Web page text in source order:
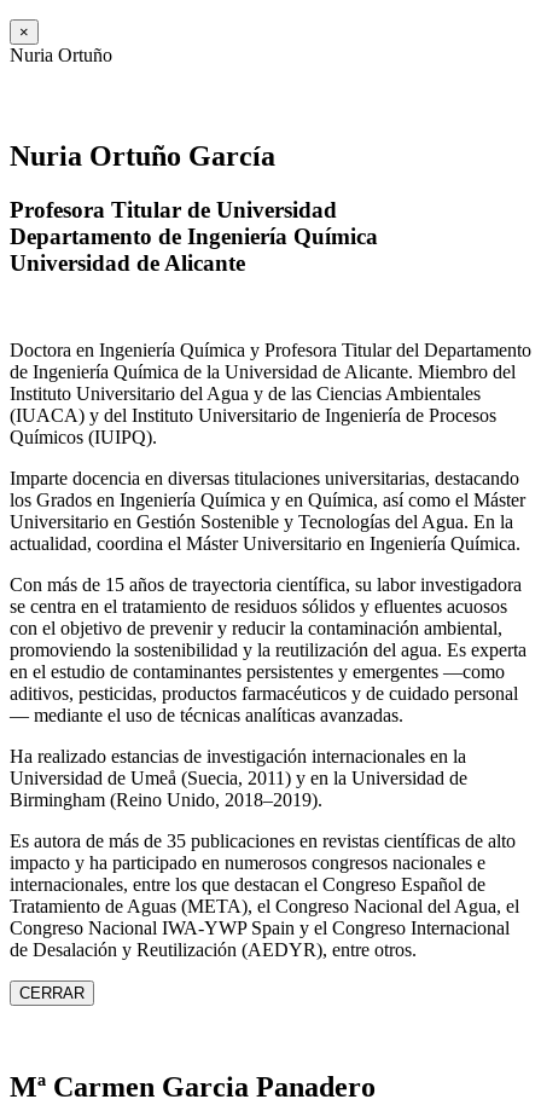
×
Nuria Ortuño
Nuria Ortuño García
Profesora Titular de Universidad
Departamento de Ingeniería Química
Universidad de Alicante
Doctora en Ingeniería Química y Profesora Titular del Departamento
de Ingeniería Química de la Universidad de Alicante. Miembro del
Instituto Universitario del Agua y de las Ciencias Ambientales
(IUACA) y del Instituto Universitario de Ingeniería de Procesos
Químicos (IUIPQ).
Imparte docencia en diversas titulaciones universitarias, destacando
los Grados en Ingeniería Química y en Química, así como el Máster
Universitario en Gestión Sostenible y Tecnologías del Agua. En la
actualidad, coordina el Máster Universitario en Ingeniería Química.
Con más de 15 años de trayectoria científica, su labor investigadora
se centra en el tratamiento de residuos sólidos y efluentes acuosos
con el objetivo de prevenir y reducir la contaminación ambiental,
promoviendo la sostenibilidad y la reutilización del agua. Es experta
en el estudio de contaminantes persistentes y emergentes —como
aditivos, pesticidas, productos farmacéuticos y de cuidado personal
— mediante el uso de técnicas analíticas avanzadas.
Ha realizado estancias de investigación internacionales en la
Universidad de Umeå (Suecia, 2011) y en la Universidad de
Birmingham (Reino Unido, 2018–2019).
Es autora de más de 35 publicaciones en revistas científicas de alto
impacto y ha participado en numerosos congresos nacionales e
internacionales, entre los que destacan el Congreso Español de
Tratamiento de Aguas (META), el Congreso Nacional del Agua, el
Congreso Nacional IWA‑YWP Spain y el Congreso Internacional
de Desalación y Reutilización (AEDYR), entre otros.
CERRAR
Mª Carmen Garcia Panadero